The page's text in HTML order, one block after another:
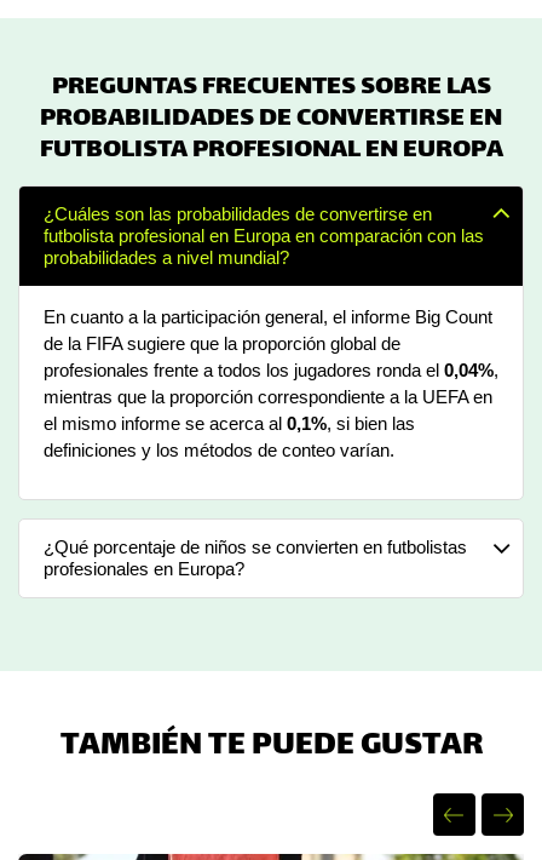
PREGUNTAS FRECUENTES SOBRE LAS
PROBABILIDADES DE CONVERTIRSE EN
FUTBOLISTA PROFESIONAL EN EUROPA
¿Cuáles son las probabilidades de convertirse en
futbolista profesional en Europa en comparación con las
probabilidades a nivel mundial?
En cuanto a la participación general, el informe Big Count
de la FIFA sugiere que la proporción global de
profesionales frente a todos los jugadores ronda el 0,04%,
mientras que la proporción correspondiente a la UEFA en
el mismo informe se acerca al 0,1%, si bien las
definiciones y los métodos de conteo varían.
¿Qué porcentaje de niños se convierten en futbolistas
profesionales en Europa?
TAMBIÉN TE PUEDE GUSTAR